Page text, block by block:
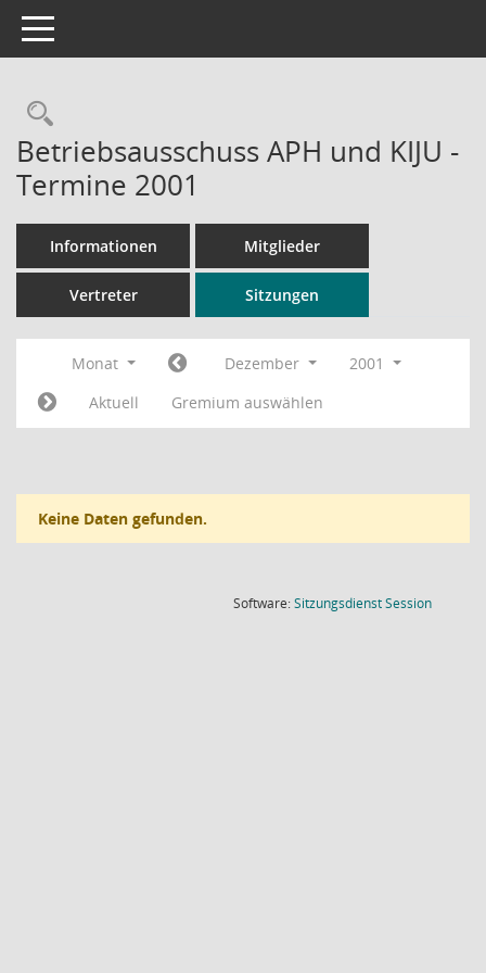
Toggle navigation
Rechercheauswahl
Betriebsausschuss APH und KIJU -
Termine 2001
Informationen Mitglieder
Vertreter Sitzungen
Monat Dezember
2001
Aktuell
Gremium auswählen
Keine Daten gefunden.
Software:SitzungsdienstSession(Wird in